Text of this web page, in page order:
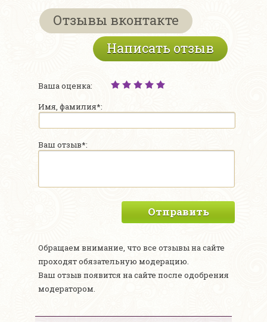
Отзывы вконтакте
Написать отзыв
Ваша оценка:
Имя, фамилия*:
Ваш отзыв*:
Отправить
Обращаем внимание, что все отзывы на сайте
проходят обязательную модерацию.
Ваш отзыв появится на сайте после одобрения
модератором.